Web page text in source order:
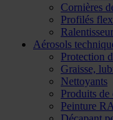
Cornières
Profilés
Aérosols
Protection
Graisse,
Nettoyants
Produits de
Peinture